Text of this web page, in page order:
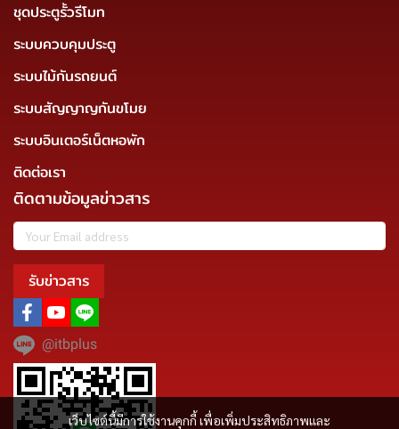
เว็บไซต์นี้มีการใช้งานคุกกี้ เพื่อเพิ่มประสิทธิภาพและ
ชุดประตูรั้วรีโมท
ระบบควบคุมประตู
ระบบไม้กันรถยนต์
ระบบสัญญาญกันขโมย
ระบบอินเตอร์เน็ตหอพัก
ติดต่อเรา
ติดตามข้อมูลข่าวสาร
รับข่าวสาร
@itbplus